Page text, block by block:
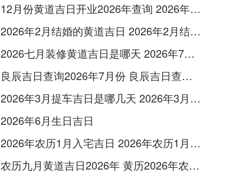
12月份黄道吉日开业2026年查询 2026年12月黄道吉日开业大吉
2026年2月结婚的黄道吉日 2026年2月结婚黄道吉日查询最新
2026七月装修黄道吉日是哪天 2026年7月装修吉日
良辰吉日查询2026年7月份 良辰吉日查询2026年1月份
2026年3月提车吉日是哪几天 2026年3月26号提车
2026年6月生日吉日
2026年农历1月入宅吉日 2026年农历1月入宅最好的日子
农历九月黄道吉日2026年 黄历2026年农历九月黄道吉日查询